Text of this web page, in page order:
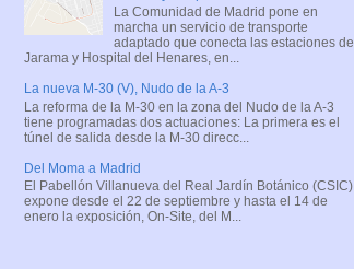
La Comunidad de Madrid pone en
marcha un servicio de transporte
adaptado que conecta las estaciones de
Jarama y Hospital del Henares, en...
La nueva M-30 (V), Nudo de la A-3
La reforma de la M-30 en la zona del Nudo de la A-3
tiene programadas dos actuaciones: La primera es el
túnel de salida desde la M-30 direcc...
Del Moma a Madrid
El Pabellón Villanueva del Real Jardín Botánico (CSIC)
expone desde el 22 de septiembre y hasta el 14 de
enero la exposición, On-Site, del M...